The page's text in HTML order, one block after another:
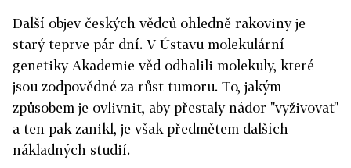
Další objev českých vědců ohledně rakoviny je
starý teprve pár dní. V Ústavu molekulární
genetiky Akademie věd odhalili molekuly, které
jsou zodpovědné za růst tumoru. To, jakým
způsobem je ovlivnit, aby přestaly nádor "vyživovat"
a ten pak zanikl, je však předmětem dalších
nákladných studií.